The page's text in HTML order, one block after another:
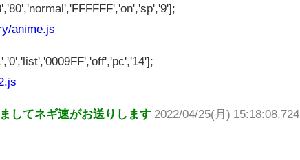
anime.js
してネギ速がお送りします 2022/04/25(月) 15:18:08.724